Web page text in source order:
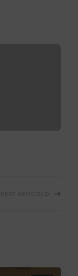
NEXT ARTICOLO